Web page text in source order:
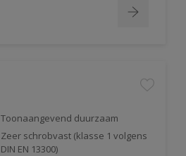
Toonaangevend duurzaam
Zeer schrobvast (klasse 1 volgens
DIN EN 13300)